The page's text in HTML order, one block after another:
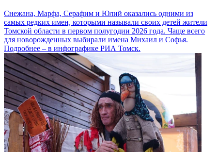
Снежана, Марфа, Серафим и Юлий оказались одними из
самых редких имен, которыми называли своих детей жители
Томской области в первом полугодии 2026 года. Чаще всего
для новорожденных выбирали имена Михаил и Софья.
Подробнее – в инфографике РИА Томск.